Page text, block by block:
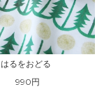
はるをおどる
990円